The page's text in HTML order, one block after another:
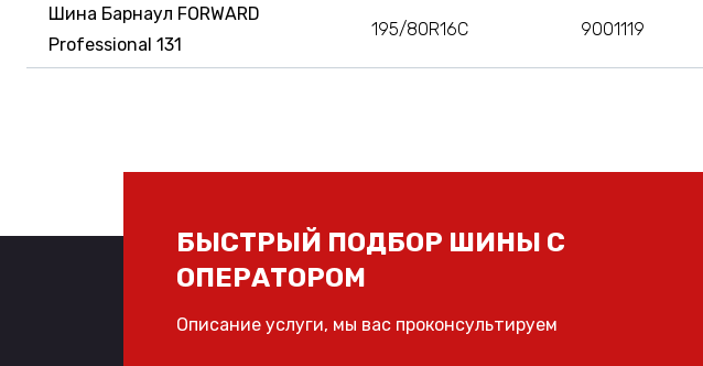
Шина Барнаул FORWARD
Professional 131
195/80R16C 9001119
БЫСТРЫЙ ПОДБОР ШИНЫ С
ОПЕРАТОРОМ
Описание услуги, мы вас проконсультируем